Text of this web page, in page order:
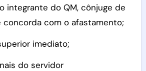
integrante do QM, cônjuge de
concorda com o afastamento;
imediato;
do servidor